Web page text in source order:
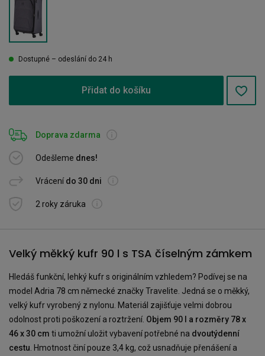
Dostupné – odeslání do 24 h
Přidat do košíku
Doprava zdarma
Odešleme dnes!
Vrácení do 30 dni
2 roky záruka
Velký měkký kufr 90 l s TSA číselným zámkem
Hledáš funkční, lehký kufr s originálním vzhledem? Podívej se na
model Adria 78 cm německé značky Travelite. Jedná se o měkký,
velký kufr vyrobený z nylonu. Materiál zajišťuje velmi dobrou
odolnost proti poškození a roztržení. Objem 90 l a rozměry 78 x
46 x 30 cm ti umožní uložit vybavení potřebné na dvoutýdenní
cestu . Hmotnost činí pouze 3,4 kg, což usnadňuje přenášení a